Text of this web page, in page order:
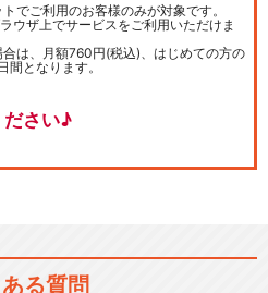
でご利用のお客様のみが対象です。
ウザ上でサービスをご利用いただけま
は、月額760円(税込)、はじめての方の
となります。
ださい♪
る質問